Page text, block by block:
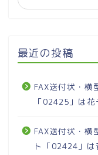
最近の投稿
FAX送付状・横
「02425」は
FAX送付状・横
ト「02424」